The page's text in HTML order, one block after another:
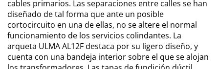
cables primarios. Las separaciones entre calles se han
diseñado de tal forma que ante un posible
cortocircuito en una de ellas, no se altere el normal
funcionamiento de los servicios colindantes. La
arqueta ULMA AL12F destaca por su ligero diseño, y
cuenta con una bandeja interior sobre el que se alojan